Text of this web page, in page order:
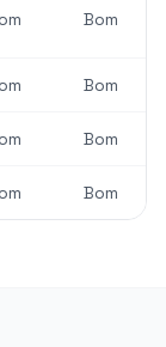
Bom
Bom
Bom
Bom